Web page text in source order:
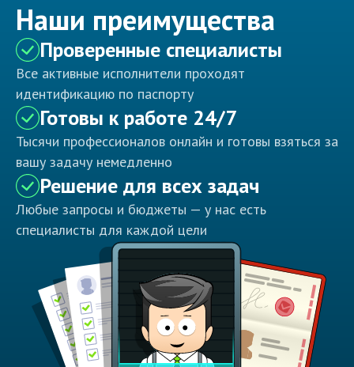
Наши преимущества
Проверенные специалисты
Все активные исполнители проходят
идентификацию по паспорту
Готовы к работе 24/7
Тысячи профессионалов онлайн и готовы взяться за
вашу задачу немедленно
Решение для всех задач
Любые запросы и бюджеты — у нас есть
специалисты для каждой цели